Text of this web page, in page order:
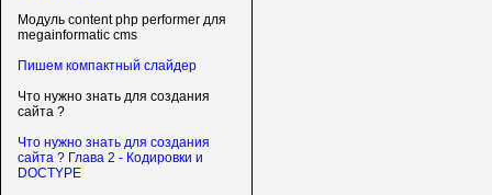
Модуль content php performer для
megainformatic cms
Пишем компактный слайдер
Что нужно знать для создания
сайта ?
Что нужно знать для создания
сайта ? Глава 2 - Кодировки и
DOCTYPE